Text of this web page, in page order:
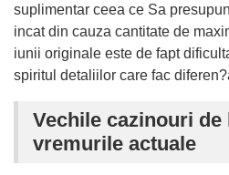
suplimentar ceea ce Sa
incat din cauza cantitate de
iunii originale este de fapt
spiritul detaliilor care fac
Vechile cazinouri de
vremurile actuale